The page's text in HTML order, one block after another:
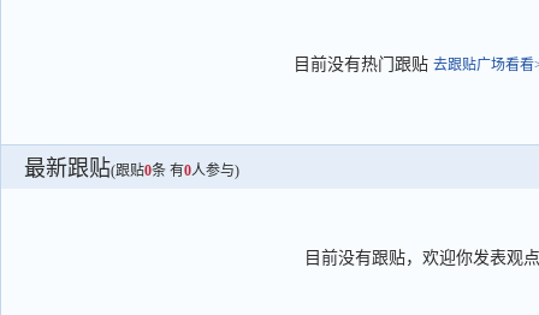
目前没有热门跟贴 去跟贴广场看看
最新跟贴(跟贴0条 有0人参与)
目前没有跟贴，欢迎你发表观点